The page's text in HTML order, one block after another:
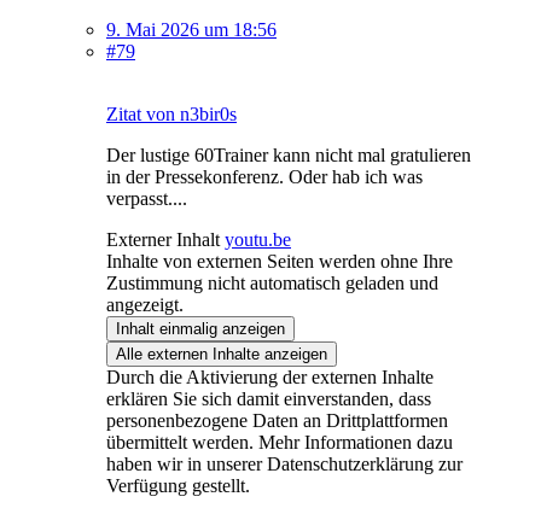
9. Mai 2026 um 18:56
#79
Zitat von n3bir0s
Der lustige 60Trainer kann nicht mal gratulieren
in der Pressekonferenz. Oder hab ich was
verpasst....
Externer Inhalt youtu.be
Inhalte von externen Seiten werden ohne Ihre
Zustimmung nicht automatisch geladen und
angezeigt.
Inhalt einmalig anzeigen
Alle externen Inhalte anzeigen
Durch die Aktivierung der externen Inhalte
erklären Sie sich damit einverstanden, dass
personenbezogene Daten an Drittplattformen
übermittelt werden. Mehr Informationen dazu
haben wir in unserer Datenschutzerklärung zur
Verfügung gestellt.